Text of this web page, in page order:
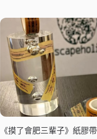
《摸了會肥三輩子》紙膠帶